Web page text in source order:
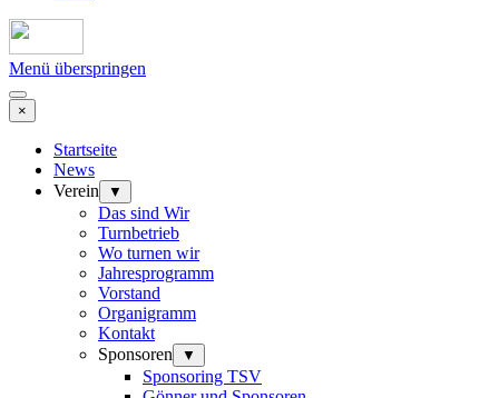
Menü überspringen
×
Startseite
News
Verein
▼
Das sind Wir
Turnbetrieb
Wo turnen wir
Jahresprogramm
Vorstand
Organigramm
Kontakt
Sponsoren
▼
Sponsoring TSV